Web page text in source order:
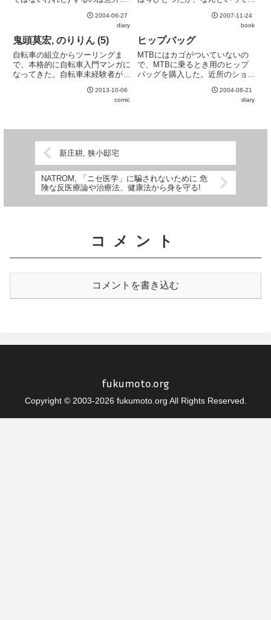
余計に楽しい。と、この気持ちは
どこかで……と考えていて思い出
した。小学生の頃のミニ四駆をい
じっていたときの気持ちだ。
2004-06-27
diary
なく描いているのがすばらしい。
「犠牲」というタイトルも秀逸。
比較的コンパクトにまとまってい
る作品と言うこともあり、ロー
ド...
2007-11-24
book
鬼頭莫宏, のりりん (5)
自転車の組立からツーリングま
で、本格的に自転車入門マンガに
なってきた。自転車未経験者が楽
ラブコメ要素は申し訳程度。
2013-10-06
comic
ヒップバッグ
MTBにはカゴがついていないの
で、MTBに乗るとき用のヒップ
バッグを購入した。近所のショッ
円。携帯用の空気入れがぎりぎり
2004-08-21
diary
新庄耕, 狭小邸宅
NATROM, 「ニセ医学」に騙されないために 危
険な反医療論や治療法、健康法から身を守る!
コメント
コメントを書き込む
fukumoto.org
Copyright © 2003-2026 fukumoto.org All Rights Reserved.